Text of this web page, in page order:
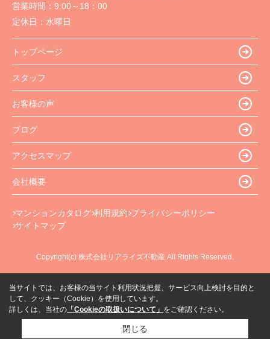
営業時間： 9:00～18：00
定休日： 水曜日
トップページ
スタッフ
お客様の声
ブログ
アクセスマップ
会社概要
マンションカタログ 利用規約 プライバシーポリシー
サイトマップ
Copyright(c) 株式会社リアライズ不動産 All Rights Reserved.
当サイトでは、お客様の当サイト利用状況把握、サービス向上検討を目的と
して、クッキー（Cookie）を使用しています。
詳しくは、当社の 「Cookieの取扱いについて」 をご確認ください。
閉じる